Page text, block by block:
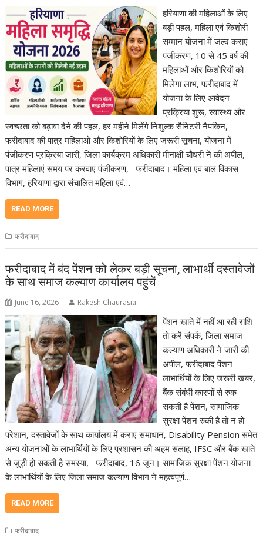
हरियाणा की महिलाओं के लिए
बड़ी पहल, महिला एवं किशोरी
सम्मान योजना में जल्द कराएं
पंजीकरण, 10 से 45 वर्ष की
महिलाओं और किशोरियों को
मिलेगा लाभ, फरीदाबाद में
योजना के लिए आवेदन
प्रक्रिया शुरू, स्वास्थ्य और
स्वच्छता को बढ़ावा देने की पहल, हर महीने मिलेंगे निशुल्क सैनिटरी नैपकिन,
फरीदाबाद की पात्र महिलाओं और किशोरियों के लिए जरूरी सूचना, योजना में
पंजीकरण प्रक्रिया जारी, जिला कार्यक्रम अधिकारी मीनाक्षी चौधरी ने की अपील,
पात्र महिलाएं समय पर करवाएं पंजीकरण, फरीदाबाद। महिला एवं बाल विकास
विभाग, हरियाणा द्वारा संचालित महिला एवं…
READ MORE
फरीदाबाद
फरीदाबाद में बंद पेंशन को लेकर बड़ी सूचना, लाभार्थी दस्तावेजों
के साथ समाज कल्याण कार्यालय पहुंचें
June 16, 2026 Rakesh Chaurasia
पेंशन खाते में नहीं आ रही राशि
तो करें संपर्क, जिला समाज
कल्याण अधिकारी ने जारी की
अपील, फरीदाबाद पेंशन
लाभार्थियों के लिए जरूरी खबर,
बैंक संबंधी कारणों से रुक
सकती है पेंशन, सामाजिक
सुरक्षा पेंशन रुकी है तो न हों
परेशान, दस्तावेजों के साथ कार्यालय में कराएं समाधान, Disability Pension समेत
अन्य योजनाओं के लाभार्थियों के लिए प्रशासन की अहम सलाह, IFSC और बैंक खाते
से जुड़ी हो सकती है समस्या, फरीदाबाद, 16 जून। सामाजिक सुरक्षा पेंशन योजना
के लाभार्थियों के लिए जिला समाज कल्याण विभाग ने महत्वपूर्ण…
READ MORE
फरीदाबाद